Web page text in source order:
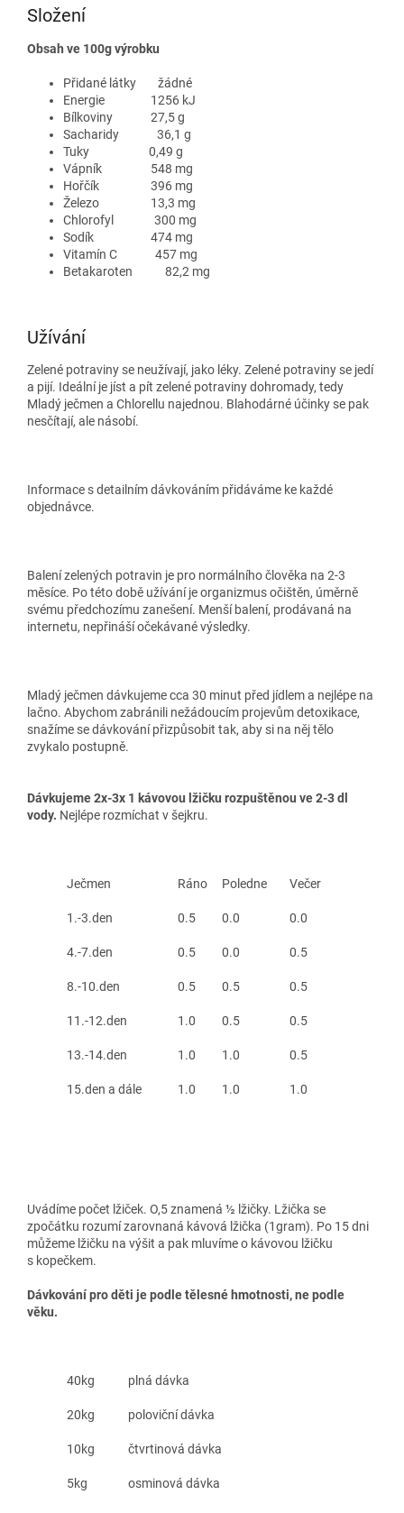
Složení
Obsah ve 100g výrobku
Přidané látky žádné
Energie 1256 kJ
Bílkoviny 27,5 g
Sacharidy 36,1 g
Tuky 0,49 g
Vápník 548 mg
Hořčík 396 mg
Železo 13,3 mg
Chlorofyl 300 mg
Sodík 474 mg
Vitamín C 457 mg
Betakaroten 82,2 mg
Užívání
Zelené potraviny se neužívají, jako léky. Zelené potraviny se jedí
a pijí. Ideální je jíst a pít zelené potraviny dohromady, tedy
Mladý ječmen a Chlorellu najednou. Blahodárné účinky se pak
nesčítají, ale násobí.
Informace s detailním dávkováním přidáváme ke každé
objednávce.
Balení zelených potravin je pro normálního člověka na 2-3
měsíce. Po této době užívání je organizmus očištěn, úměrně
svému předchozímu zanešení. Menší balení, prodávaná na
internetu, nepřináší očekávané výsledky.
Mladý ječmen dávkujeme cca 30 minut před jídlem a nejlépe na
lačno. Abychom zabránili nežádoucím projevům detoxikace,
snažíme se dávkování přizpůsobit tak, aby si na něj tělo
zvykalo postupně.
Dávkujeme 2x-3x 1 kávovou lžičku rozpuštěnou ve 2-3 dl
vody. Nejlépe rozmíchat v šejkru.
Ječmen Ráno Poledne Večer
1.-3.den 0.5 0.0 0.0
4.-7.den 0.5 0.0 0.5
8.-10.den 0.5 0.5 0.5
11.-12.den 1.0 0.5 0.5
13.-14.den 1.0 1.0 0.5
15.den a dále 1.0 1.0 1.0
Uvádíme počet lžiček. O,5 znamená ½ lžičky. Lžička se
zpočátku rozumí zarovnaná kávová lžička (1gram). Po 15 dni
můžeme lžičku na výšit a pak mluvíme o kávovou lžičku
s kopečkem.
Dávkování pro děti je podle tělesné hmotnosti, ne podle
věku.
40kg plná dávka
20kg poloviční dávka
10kg čtvrtinová dávka
5kg osminová dávka